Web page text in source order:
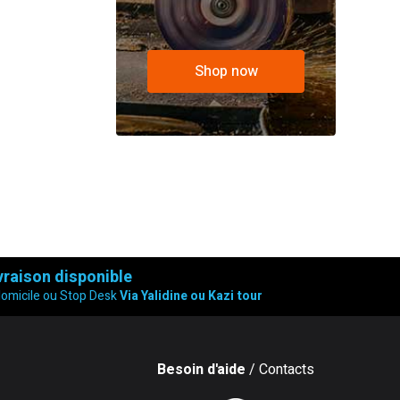
Shop now
disponible
ou Stop DeskVia Yalidine ou Kazi tour
Besoin d'aide / Contacts